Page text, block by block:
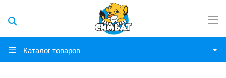
Каталог товаров